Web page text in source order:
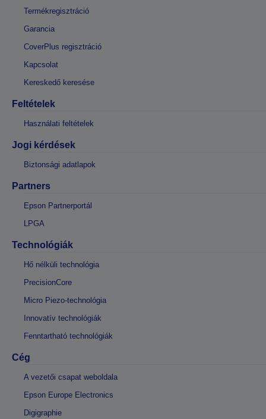
Termékregisztráció
Garancia
CoverPlus regisztráció
Kapcsolat
Kereskedő keresése
Feltételek
Használati feltételek
Jogi kérdések
Biztonsági adatlapok
Partners
Epson Partnerportál
LPGA
Technológiák
Hő nélküli technológia
PrecisionCore
Micro Piezo-technológia
Innovatív technológiák
Fenntartható technológiák
Cég
A vezetői csapat weboldala
Epson Europe Electronics
Digigraphie